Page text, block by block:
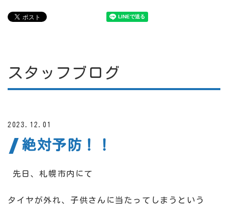
スタッフブログ
2023.12.01
絶対予防！！
先日、札幌市内にて
タイヤが外れ、子供さんに当たってしまうという